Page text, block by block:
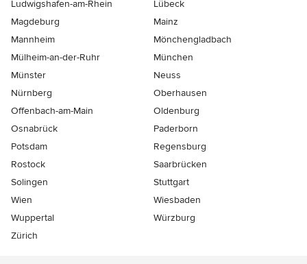
Ludwigshafen-am-Rhein
Lübeck
Magdeburg
Mainz
Mannheim
Mönchen­gladbach
Mülheim-an-der-Ruhr
München
Münster
Neuss
Nürnberg
Oberhausen
Offenbach-am-Main
Oldenburg
Osnabrück
Paderborn
Potsdam
Regensburg
Rostock
Saarbrücken
Solingen
Stuttgart
Wien
Wiesbaden
Wuppertal
Würzburg
Zürich